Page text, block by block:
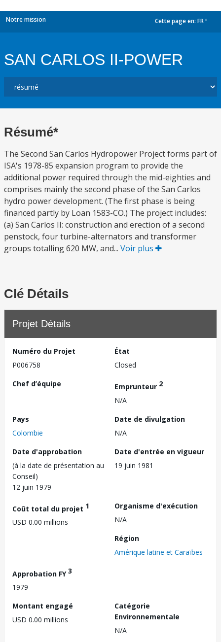
Notre mission Cette page en: FR
SAN CARLOS II-POWER
Résumé*
The Second San Carlos Hydropower Project forms part of
ISA's 1978-85 expansion program to provide the
additional power required through the mid-eighties and
comprises mainly the second phase of the San Carlos
hydro power development. (The first phase is being
financed partly by Loan 1583-CO.) The project includes:
(a) San Carlos II: construction and erection of a second
penstock, four turbine-alternators and transformer
groups totalling 620 MW, and... Voir plus
Clé Détails
Projet Détails
Numéro du Projet
P006758
État
Closed
Chef d’équipe
Emprunteur 2
N/A
Pays
Colombie
Date de divulgation
N/A
Date d'approbation
(à la date de présentation au
Conseil)
12 juin 1979
Date d'entrée en vigueur
19 juin 1981
Coût total du projet 1
USD 0.00 millions
Organisme d'exécution
N/A
Région
Amérique latine et Caraïbes
Approbation FY3
1979
Montant engagé
USD 0.00 millions
Catégorie
Environnementale
N/A